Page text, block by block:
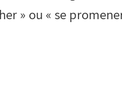
» ou « se